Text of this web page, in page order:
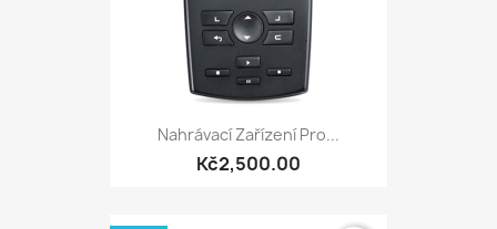
Nahrávací Zařízení Pro...
Kč2,500.00